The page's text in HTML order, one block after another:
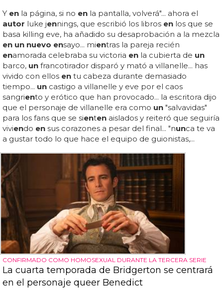
Y en la página, si no en la pantalla, volverá"... ahora el
autor luke jennings, que escribió los libros en los que se
basa killing eve, ha añadido su desaprobación a la mezcla
en un nuevo ensayo... mientras la pareja recién
enamorada celebraba su victoria en la cubierta de un
barco, un francotirador disparó y mató a villanelle... has
vivido con ellos en tu cabeza durante demasiado
tiempo... un castigo a villanelle y eve por el caos
sangriento y erótico que han provocado... la escritora dijo
que el personaje de villanelle era como un "salvavidas"
para los fans que se sienten aislados y reiteró que seguiría
viviendo en sus corazones a pesar del final... "nunca te va
a gustar todo lo que hace el equipo de guionistas,...
CONFIRMADO COMO HOMOSEXUAL DURANTE LA TERCERA SERIE
La cuarta temporada de Bridgerton se centrará
en el personaje queer Benedict